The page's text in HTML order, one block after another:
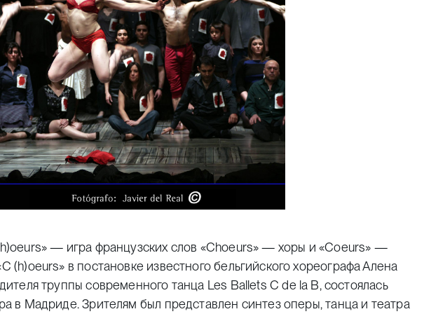
— игра французских слов «Choeurs» — хоры и «Coeurs» —
в постановке известного бельгийского хореографа Алена
труппы современного танца Les Ballets C de la B, состоялась
в Мадриде. Зрителям был представлен синтез оперы, танца и театра